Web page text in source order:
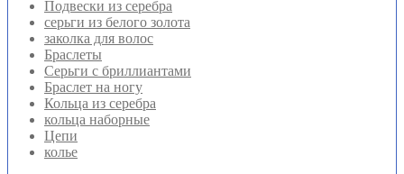
Подвески из серебра
серьги из белого золота
заколка для волос
Браслеты
Серьги с бриллиантами
Браслет на ногу
Кольца из серебра
кольца наборные
Цепи
колье